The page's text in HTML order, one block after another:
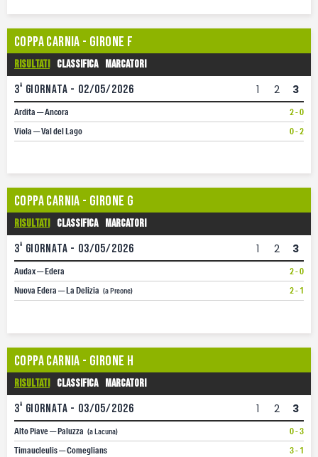
Coppa Carnia - Girone F
Risultati Classifica Marcatori
3a giornata - 02/05/2026 1 2 3
Ardita — Ancora
2 - 0
Viola — Val del Lago
0 - 2
Coppa Carnia - Girone G
Risultati Classifica Marcatori
3a giornata - 03/05/2026 1 2 3
Audax — Edera
2 - 0
Nuova Edera — La Delizia (a Preone) 2 - 1
Coppa Carnia - Girone H
Risultati Classifica Marcatori
3a giornata - 03/05/2026 1 2 3
Alto Piave — Paluzza (a Lacuna)
0 - 3
Timaucleulis — Comeglians
3 - 1